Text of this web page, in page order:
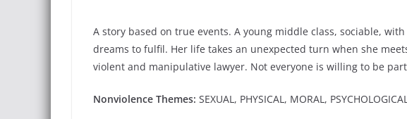
A story based on true events. A young middle class, sociable,
dreams to fulfil. Her life takes an unexpected turn when she
violent and manipulative lawyer. Not everyone is willing to be
Nonviolence Themes: SEXUAL, PHYSICAL, MORAL,